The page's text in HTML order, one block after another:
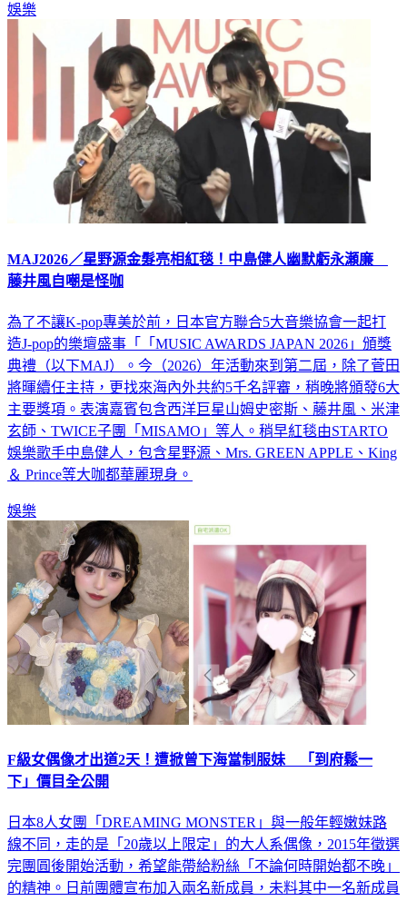
娛樂
MAJ2026／星野源金髮亮相紅毯！中島健人幽默虧永瀬廉
藤井風自嘲是怪咖
為了不讓K-pop專美於前，日本官方聯合5大音樂協會一起打
造J-pop的樂壇盛事「「MUSIC AWARDS JAPAN 2026」頒獎
典禮（以下MAJ）。今（2026）年活動來到第二屆，除了菅田
將暉續任主持，更找來海內外共約5千名評審，稍晚將頒發6大
主要獎項。表演嘉賓包含西洋巨星山姆史密斯、藤井風、米津
玄師、TWICE子團「MISAMO」等人。稍早紅毯由STARTO
娛樂歌手中島健人，包含星野源、Mrs. GREEN APPLE、King
＆ Prince等大咖都華麗現身。
娛樂
F級女偶像才出道2天！遭掀曾下海當制服妹 「到府鬆一
下」價目全公開
日本8人女團「DREAMING MONSTER」與一般年輕嫩妹路
線不同，走的是「20歲以上限定」的大人系偶像，2015年徵選
完團圓後開始活動，希望能帶給粉絲「不論何時開始都不晚」
的精神。日前團體宣布加入兩名新成員，未料其中一名新成員